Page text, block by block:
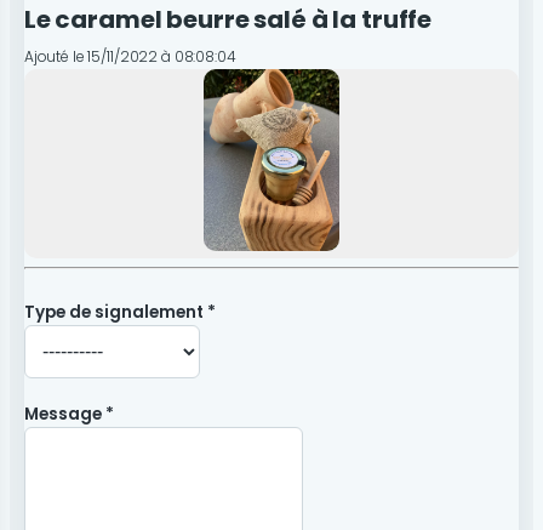
Le caramel beurre salé à la truffe
Ajouté le 15/11/2022 à 08:08:04
Type de signalement *
Message *